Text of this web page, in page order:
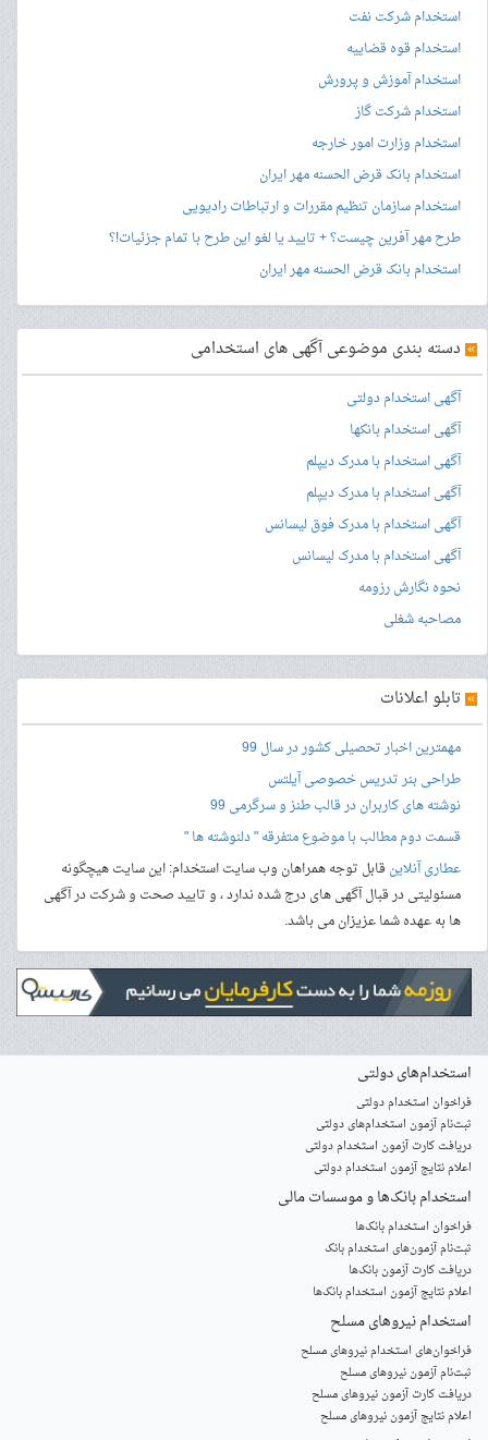
استخدام شرکت نفت
استخدام قوه قضاییه
استخدام آموزش و پرورش
استخدام شرکت گاز
استخدام وزارت امور خارجه
استخدام بانک قرض الحسنه مهر ایران
استخدام سازمان تنظیم مقررات و ارتباطات رادیویی
طرح مهر آفرین چیست؟ + تایید یا لغو این طرح با تمام جزئیات!؟
استخدام بانک قرض الحسنه مهر ایران
» دسته بندی موضوعی آگهی های استخدامی
آگهی استخدام دولتی
آگهی استخدام بانکها
آگهی استخدام با مدرک دیپلم
آگهی استخدام با مدرک دیپلم
آگهی استخدام با مدرک فوق لیسانس
آگهی استخدام با مدرک لیسانس
نحوه نگارش رزومه
مصاحبه شغلی
» تابلو اعلانات
مهمترین اخبار تحصیلی کشور در سال 99
طراحی بنرتدریس خصوصی آیلتس
نوشته های کاربران در قالب طنز و سرگرمی 99
قسمت دوم مطالب با موضوع متفرقه " دلنوشته ها "
عطاری آنلاینقابل توجه همراهان وب سایت استخدام: این سایت هیچگونه
مسئولیتی در قبال آگهی های درج شده ندارد ، و تایید صحت و شرکت در آگهی
ها به عهده شما عزیزان می باشد.
استخدام‌های دولتی
فراخوان استخدام دولتی
ثبت‌نام آزمون‌ استخدام‌های دولتی
دریافت کارت آزمون استخدام دولتی
اعلام نتایج آزمون استخدام دولتی
استخدام‌ بانک‌ها و موسسات مالی
فراخوان استخدام بانک‌ها
‌ثبت‌نام آزمون‌های استخدام بانک
دریافت کارت آزمون بانک‌ها
اعلام نتایج آزمون استخدام بانک‌ها
استخدام‌ نیروهای مسلح
‌فراخوان‌های استخدام‌ نیروهای مسلح
ثبت‌نام آزمون نیروهای مسلح
دریافت کارت آزمون نیروهای مسلح
اعلام نتایج آزمون نیروهای مسلح